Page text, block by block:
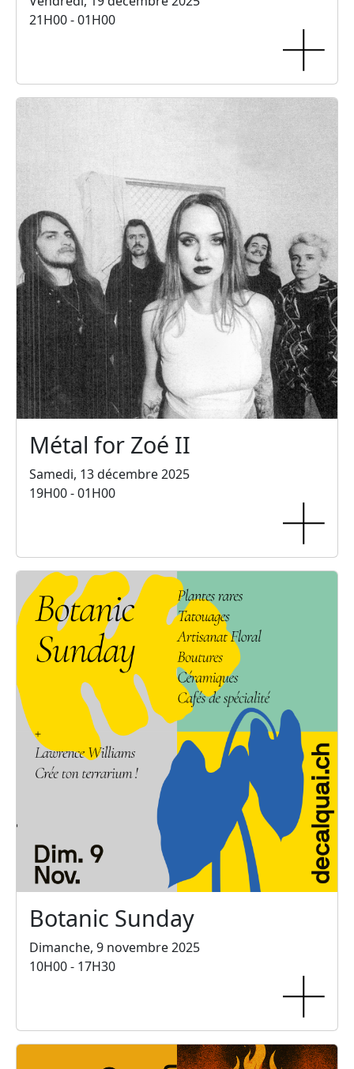
21H00 - 01H00
Métal for Zoé II
Samedi, 13 décembre 2025
19H00 - 01H00
Botanic Sunday
Dimanche, 9 novembre 2025
10H00 - 17H30